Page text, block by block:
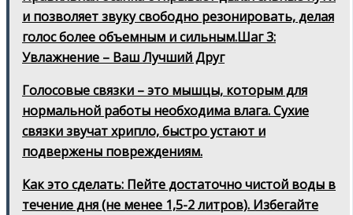
и позволяет звуку свободно резонировать, делая
голос более объемным и сильным.Шаг 3:
Увлажнение – Ваш Лучший Друг
Голосовые связки – это мышцы, которым для
нормальной работы необходима влага. Сухие
связки звучат хрипло, быстро устают и
подвержены повреждениям.
Как это сделать: Пейте достаточно чистой воды в
течение дня (не менее 1,5-2 литров). Избегайте